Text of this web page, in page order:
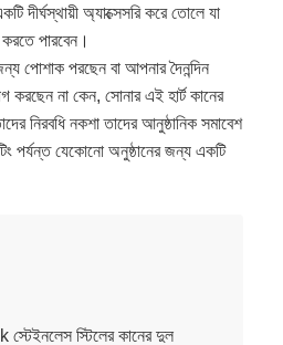
দীর্ঘস্থায়ী অ্যাক্সেসরি করে তোলে যা
পারবেন।
পোশাক পরছেন বা আপনার দৈনন্দিন
করছেন না কেন, সোনার এই হার্ট কানের
নিরবধি নকশা তাদের আনুষ্ঠানিক সমাবেশ
পর্যন্ত যেকোনো অনুষ্ঠানের জন্য একটি
স্টেইনলেস স্টিলের কানের দুল